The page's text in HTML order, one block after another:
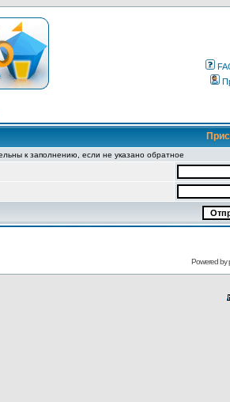
к заполнению, если не указано обратное
Powered by